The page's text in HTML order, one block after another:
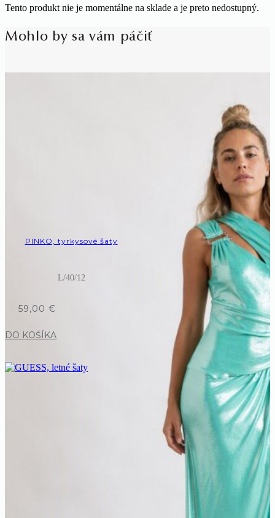
Tento produkt nie je momentálne na sklade a je preto nedostupný.
Mohlo by sa vám páčiť
PINKO, tyrkysové šaty
L/40/12
59,00€
DO KOŠÍKA